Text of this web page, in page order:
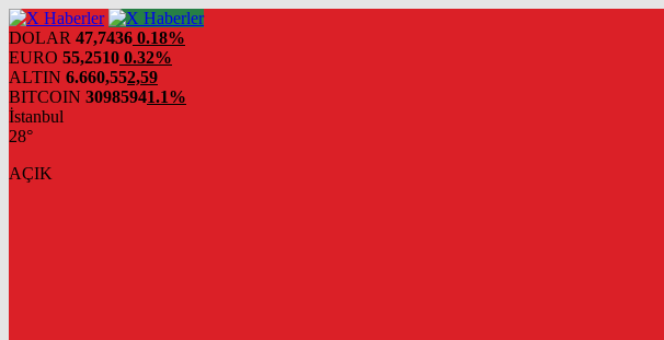
DOLAR 47,7436 0.18%
EURO 55,2510 0.32%
ALTIN 6.660,552,59
BITCOIN 30985941.1%
İstanbul
28°
AÇIK